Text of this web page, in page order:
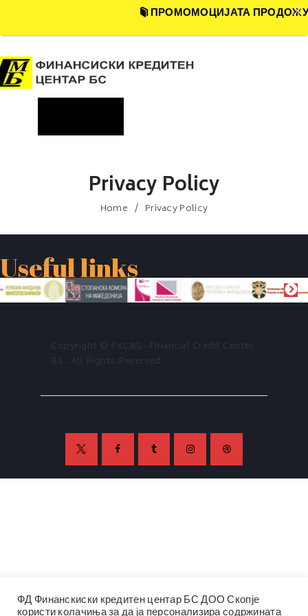
Privacy Policy
Home Privacy Policy
VC_CUSTOM_148
6030015283
INDIVIDUALS
FACTORING
WARRANTIES
PRIVACY POLICY
Useful links
Copyright © FKCBS- Financial Credit Center
BS . All Rights Reserved.
ПРОМОМОЦИЈАТА ПРОДОЖУВА
ФД Финанскиски кредитен центар БС ДОО Скопје